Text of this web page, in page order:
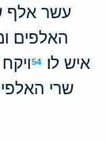
עשר אלף
האלפים
איש לו׃
54
שרי